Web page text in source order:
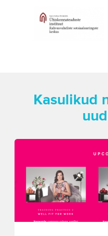
Kasulikud